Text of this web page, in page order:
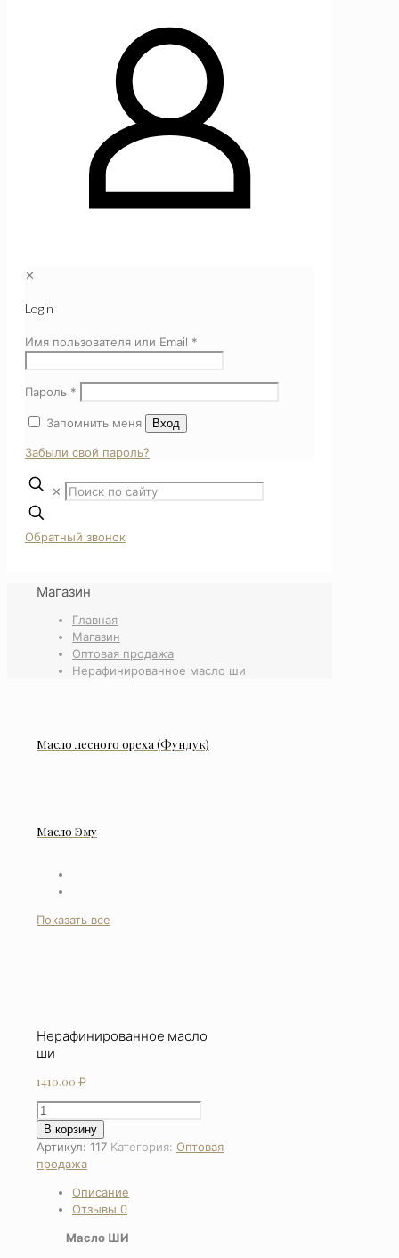
✕
Login
Имя пользователя или Email *
Пароль *
Запомнить меня Вход
Забыли свой пароль?
✕
Обратный звонок
Магазин
Главная
Магазин
Оптовая продажа
Нерафинированное масло ши
Масло лесного ореха (Фундук)
Масло Эму
Показать все
Нерафинированное масло
ши
1410,00 ₽
Количество
товара
Нерафинированное
масло
В корзину
Артикул: 117 Категория: Оптовая
продажа
Описание
Отзывы 0
Масло ШИ